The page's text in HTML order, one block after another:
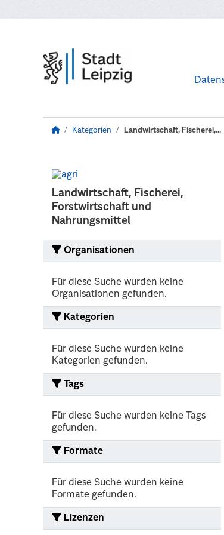
Kategorien Landwirtschaft, Fischerei,...
Landwirtschaft, Fischerei,
Forstwirtschaft und
Nahrungsmittel
Organisationen
Für diese Suche wurden keine
Organisationen gefunden.
Kategorien
Für diese Suche wurden keine
Kategorien gefunden.
Tags
Für diese Suche wurden keine Tags
gefunden.
Formate
Für diese Suche wurden keine
Formate gefunden.
Lizenzen